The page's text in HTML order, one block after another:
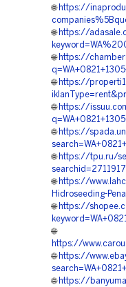
🌐 https://
🌐 https://
🌐 https://
🌐 https://
🌐 https://
🌐 https://
🌐 https://tpu.ru/
🌐 https://
Hidroseeding-
🌐 https://
🌐
https://
🌐 https://
🌐 https://